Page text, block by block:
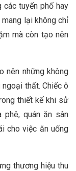
tuyến phố hay
lại không chỉ
mà còn tạo nên
nên những không
thất. Chiếc ô
thiết kế khi sử
phê, quán ăn sân
cho việc ăn uống
thương hiệu thu